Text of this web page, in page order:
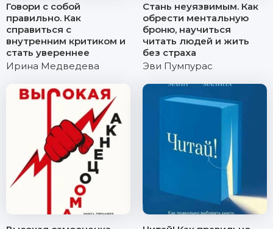
Говори с собой
правильно. Как
справиться с
внутренним критиком и
стать увереннее
Ирина Медведева
Стань неуязвимым. Как
обрести ментальную
броню, научиться
читать людей и жить
без страха
Эви Пумпурас